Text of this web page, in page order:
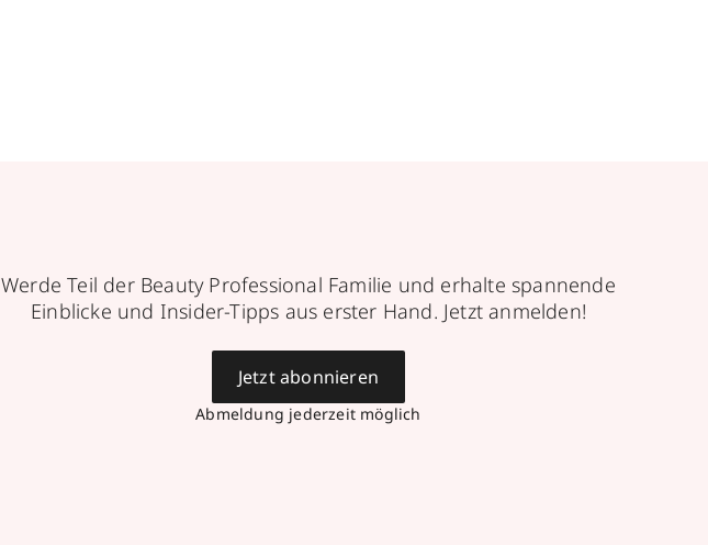
Werde Teil der Beauty Professional Familie und erhalte spannende
Einblicke und Insider-Tipps aus erster Hand. Jetzt anmelden!
Abmeldung jederzeit möglich
Jetzt abonnieren